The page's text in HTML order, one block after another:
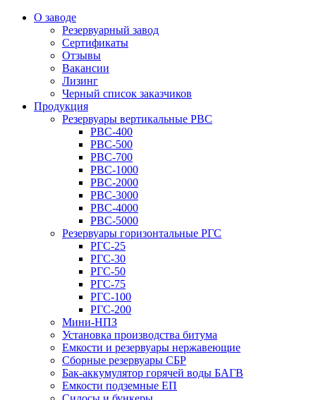
О заводе
Резервуарный завод
Сертификаты
Отзывы
Вакансии
Лизинг
Черный список заказчиков
Продукция
Резервуары вертикальные РВС
РВС-400
РВС-500
РВС-700
РВС-1000
РВС-2000
РВС-3000
РВС-4000
РВС-5000
Резервуары горизонтальные РГС
РГС-25
РГС-30
РГС-50
РГС-75
РГС-100
РГС-200
Мини-НПЗ
Установка производства битума
Емкости и резервуары нержавеющие
Сборные резервуары СБР
Бак-аккумулятор горячей воды БАГВ
Емкости подземные ЕП